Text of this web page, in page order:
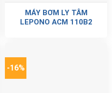
MÁY BƠM LY TÂM
LEPONO ACM 110B2
-16%